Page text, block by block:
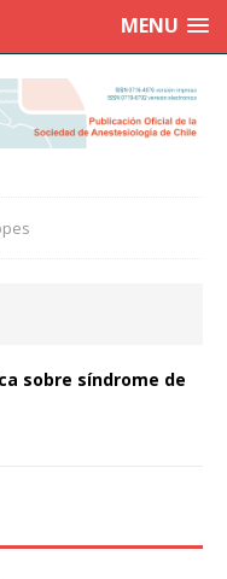
MENU
sobre síndrome de